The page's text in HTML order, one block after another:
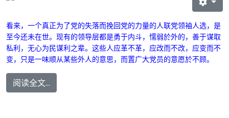
看来，一个真正为了党的失落而挽回党的力量的人联党领袖人选，是
至今还未在世。现有的领导层都是勇于内斗，懦弱於外的，善于谋取
私利，无心为民谋利之辈。这些人应革不革，应改而不改，应变而不
变，只是一味顺从某些外人的意思，而置广大党员的意愿於不顾。
阅读全文...